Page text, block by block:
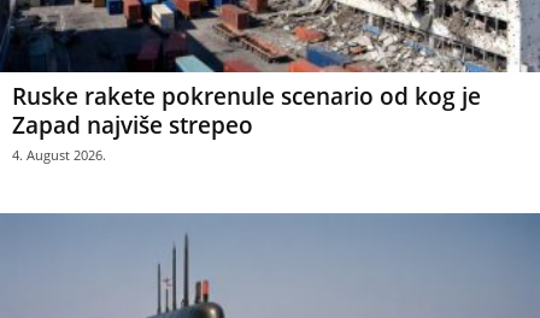
Ruske rakete pokrenule scenario od kog je
Zapad najviše strepeo
4. August 2026.